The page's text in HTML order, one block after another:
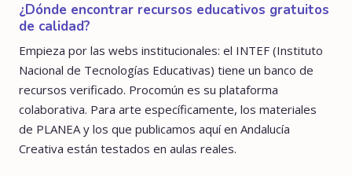
¿Dónde encontrar recursos educativos gratuitos
de calidad?
Empieza por las webs institucionales: el INTEF (Instituto
Nacional de Tecnologías Educativas) tiene un banco de
recursos verificado. Procomún es su plataforma
colaborativa. Para arte específicamente, los materiales
de PLANEA y los que publicamos aquí en Andalucía
Creativa están testados en aulas reales.